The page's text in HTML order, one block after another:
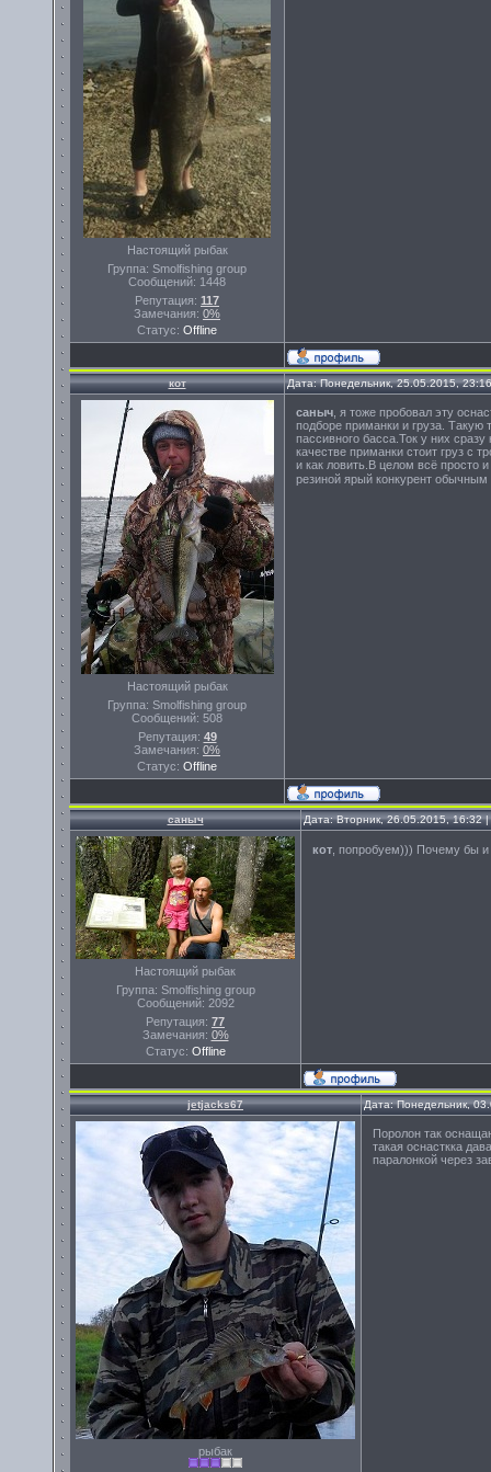
Настоящий рыбак
Группа: Smolfishing group
Сообщений: 1448
Репутация: 117
Замечания: 0%
Статус: Offline
кот Дата: Понедельник, 25.05.2015,
Настоящий рыбак
Группа: Smolfishing group
Сообщений: 508
Репутация: 49
Замечания: 0%
Статус: Offline
саныч , я тоже пробовал эту
подборе приманки и груза. Такую
пассивного басса.Ток у них
качестве приманки стоит груз с
и как ловить.В целом всё просто
резиной ярый конкурент
саныч Дата: Вторник, 26.05.2015, 16:32
Настоящий рыбак
Группа: Smolfishing group
Сообщений: 2092
Репутация: 77
Замечания: 0%
Статус: Offline
кот , попробуем))) Почему бы
jetjacks67 Дата: Понедельник,
рыбак
Поролон так
такая оснасткка
паралонкой через